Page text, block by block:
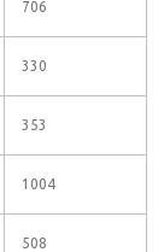
706
330
353
1004
508